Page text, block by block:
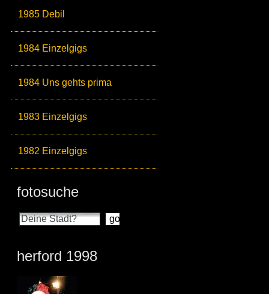
1985 Debil
1984 Einzelgigs
1984 Uns gehts prima
1983 Einzelgigs
1982 Einzelgigs
fotosuche
herford 1998